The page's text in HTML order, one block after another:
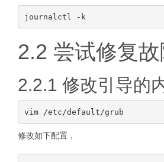
2.2 尝试修复
2.2.1 修改引导的
修改如下配置，